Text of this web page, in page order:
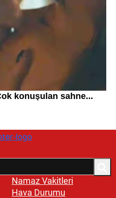
Namaz Vakitleri
Hava Durumu